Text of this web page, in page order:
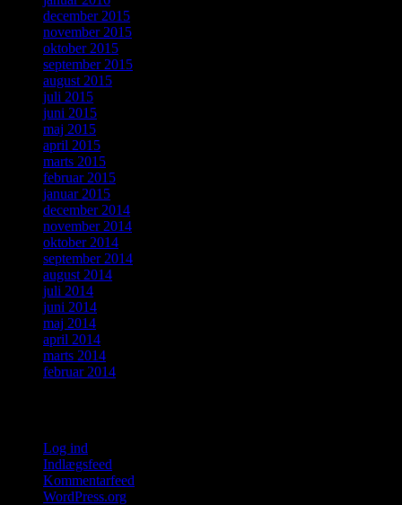
december 2015
november 2015
oktober 2015
september 2015
august 2015
juli 2015
juni 2015
maj 2015
april 2015
marts 2015
februar 2015
januar 2015
december 2014
november 2014
oktober 2014
september 2014
august 2014
juli 2014
juni 2014
maj 2014
april 2014
marts 2014
februar 2014
Log ind
Indlægsfeed
Kommentarfeed
WordPress.org